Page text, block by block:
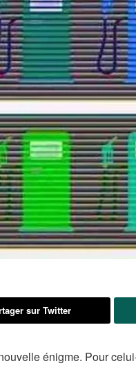
sur Twitter
énigme. Pour